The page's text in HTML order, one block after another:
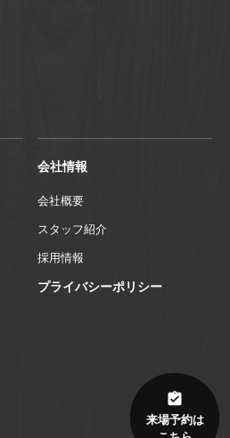
来場予約は
会社情報
会社概要
スタッフ紹介
採用情報
プライバシーポリシー